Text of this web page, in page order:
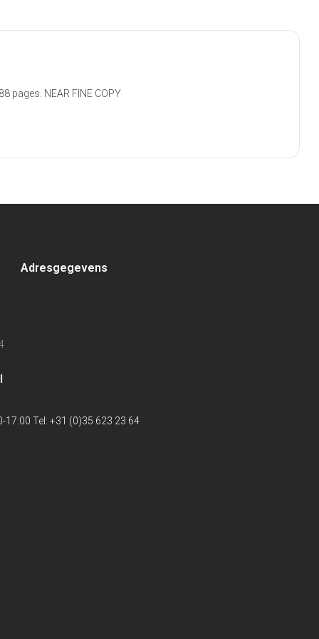
pages. NEAR FINE COPY
Adresgegevens
17:00 Tel: +31 (0)35 623 23 64